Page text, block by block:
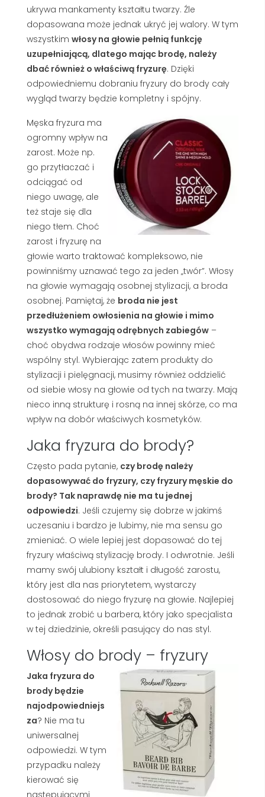
ukrywa mankamenty kształtu twarzy. Źle
dopasowana może jednak ukryć jej walory. W tym
wszystkim włosy na głowie pełnią funkcję
uzupełniającą, dlatego mając brodę, należy
dbać również o właściwą fryzurę. Dzięki
odpowiedniemu dobraniu fryzury do brody cały
wygląd twarzy będzie kompletny i spójny.
Męska fryzura ma
ogromny wpływ na
zarost. Może np.
go przytłaczać i
odciągać od
niego uwagę, ale
też staje się dla
niego tłem. Choć
zarost i fryzurę na
głowie warto traktować kompleksowo, nie
powinniśmy uznawać tego za jeden „twór”. Włosy
na głowie wymagają osobnej stylizacji, a broda
osobnej. Pamiętaj, że broda nie jest
przedłużeniem owłosienia na głowie i mimo
wszystko wymagają odrębnych zabiegów –
choć obydwa rodzaje włosów powinny mieć
wspólny styl. Wybierając zatem produkty do
stylizacji i pielęgnacji, musimy również oddzielić
od siebie włosy na głowie od tych na twarzy. Mają
nieco inną strukturę i rosną na innej skórze, co ma
wpływ na dobór właściwych kosmetyków.
Jaka fryzura do brody?
Często pada pytanie, czy brodę należy
dopasowywać do fryzury, czy fryzury męskie do
brody? Tak naprawdę nie ma tu jednej
odpowiedzi. Jeśli czujemy się dobrze w jakimś
uczesaniu i bardzo je lubimy, nie ma sensu go
zmieniać. O wiele lepiej jest dopasować do tej
fryzury właściwą stylizację brody. I odwrotnie. Jeśli
mamy swój ulubiony kształt i długość zarostu,
który jest dla nas priorytetem, wystarczy
dostosować do niego fryzurę na głowie. Najlepiej
to jednak zrobić u barbera, który jako specjalista
w tej dziedzinie, określi pasujący do nas styl.
Włosy do brody – fryzury
Jaka fryzura do
brody będzie
najodpowiedniejs
za? Nie ma tu
uniwersalnej
odpowiedzi. W tym
przypadku należy
kierować się
następującymi